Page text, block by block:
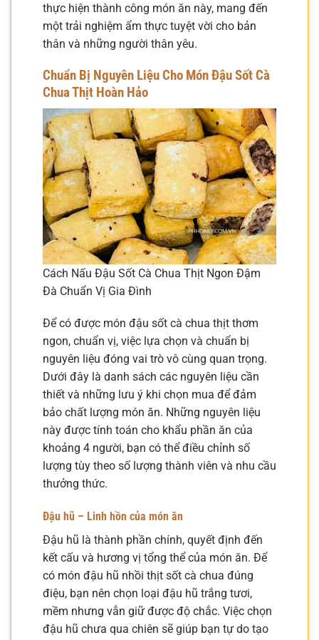
thực hiện thành công món ăn này, mang đến
một trải nghiệm ẩm thực tuyệt vời cho bản
thân và những người thân yêu.
Chuẩn Bị Nguyên Liệu Cho Món Đậu Sốt Cà
Chua Thịt Hoàn Hảo
Cách Nấu Đậu Sốt Cà Chua Thịt Ngon Đậm
Đà Chuẩn Vị Gia Đình
Để có được món đậu sốt cà chua thịt thơm
ngon, chuẩn vị, việc lựa chọn và chuẩn bị
nguyên liệu đóng vai trò vô cùng quan trọng.
Dưới đây là danh sách các nguyên liệu cần
thiết và những lưu ý khi chọn mua để đảm
bảo chất lượng món ăn. Những nguyên liệu
này được tính toán cho khẩu phần ăn của
khoảng 4 người, bạn có thể điều chỉnh số
lượng tùy theo số lượng thành viên và nhu cầu
thưởng thức.
Đậu hũ – Linh hồn của món ăn
Đậu hũ là thành phần chính, quyết định đến
kết cấu và hương vị tổng thể của món ăn. Để
có món đậu hũ nhồi thịt sốt cà chua đúng
điệu, bạn nên chọn loại đậu hũ trắng tươi,
mềm nhưng vẫn giữ được độ chắc. Việc chọn
đậu hũ chưa qua chiên sẽ giúp bạn tự do tạo